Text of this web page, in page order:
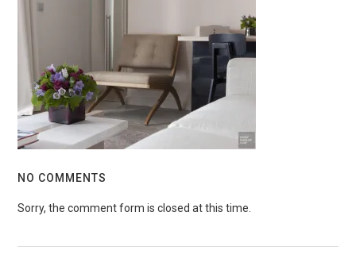
NO COMMENTS
Sorry, the comment form is closed at this time.